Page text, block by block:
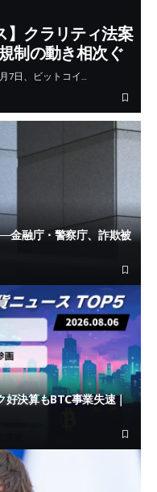
】クラリティ法案
制の動き相次ぐ
7日、ビットコイ…
金融庁・警察庁、詐欺被
好決算もBTC事業失速｜